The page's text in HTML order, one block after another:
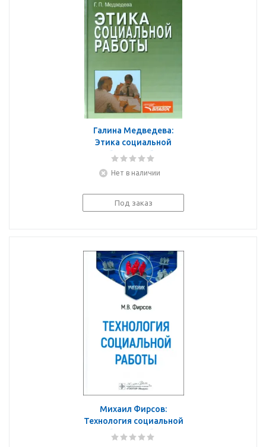
Галина Медведева:
Этика социальной
работы. Учебное
вузов
Нет в наличии
Под заказ
Михаил Фирсов:
Технология социальной
работы. Учебник